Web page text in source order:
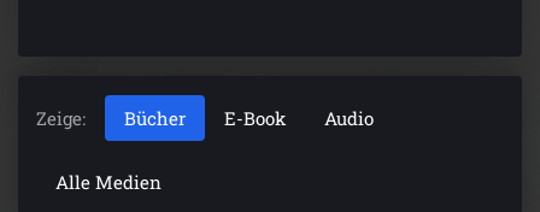
Zeige: Bücher E-Book Audio
Alle Medien